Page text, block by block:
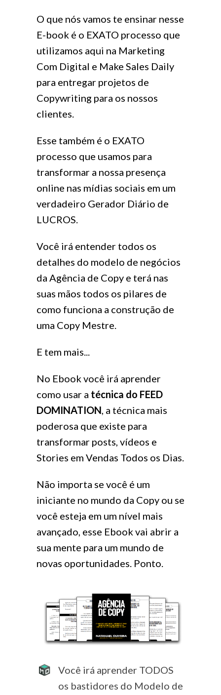
O que nós vamos te ensinar nesse
E-book é o EXATO processo que
utilizamos aqui na Marketing
Com Digital e Make Sales Daily
para entregar projetos de
Copywriting para os nossos
clientes.
Esse também é o EXATO
processo que usamos para
transformar a nossa presença
online nas mídias sociais em um
verdadeiro Gerador Diário de
LUCROS.
Você irá entender todos os
detalhes do modelo de negócios
da Agência de Copy e terá nas
suas mãos todos os pilares de
como funciona a construção de
uma Copy Mestre.
E tem mais...
No Ebook você irá aprender
como usar a técnica do FEED
DOMINATION , a técnica mais
poderosa que existe para
transformar posts, vídeos e
Stories em Vendas Todos os Dias.
Não importa se você é um
iniciante no mundo da Copy ou se
você esteja em um nível mais
avançado, esse Ebook vai abrir a
sua mente para um mundo de
novas oportunidades. Ponto.
Você irá aprender TODOS
os bastidores do Modelo de